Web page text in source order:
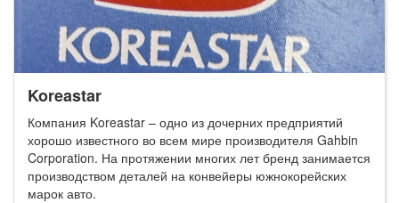
Koreastar
Компания Koreastar – одно из дочерних предприятий
хорошо известного во всем мире производителя Gahbin
Corporation. На протяжении многих лет бренд занимается
производством деталей на конвейеры южнокорейских
марок авто.